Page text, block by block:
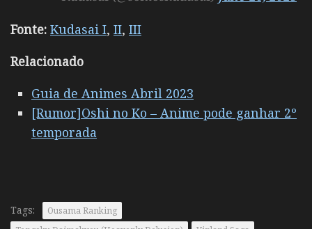
Fonte: Kudasai I, II, III
Relacionado
Guia de Animes Abril 2023
[Rumor]Oshi no Ko – Anime pode ganhar 2º
temporada
Tags:
Ousama Ranking